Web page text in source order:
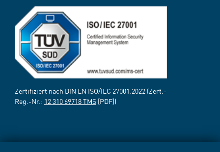
Zertifiziert nach DIN EN ISO/IEC 27001:2022 (Zert.-
Reg.-Nr.: 12 310 69718 TMS [PDF])